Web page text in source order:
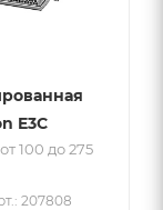
E3C
100 до 275
207808